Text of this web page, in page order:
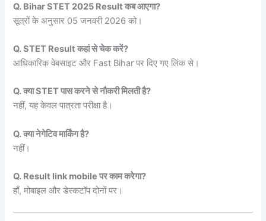
Q. Bihar STET 2025 Result कब आएगा?
सूत्रों के अनुसार 05 जनवरी 2026 को।
Q. STET Result कहां से चेक करें?
आधिकारिक वेबसाइट और Fast Bihar पर दिए गए लिंक से।
Q. क्या STET पास करने से नौकरी मिलती है?
नहीं, यह केवल पात्रता परीक्षा है।
Q. क्या नेगेटिव मार्किंग है?
नहीं।
Q. Result link mobile पर काम करेगा?
हाँ, मोबाइल और डेस्कटॉप दोनों पर।